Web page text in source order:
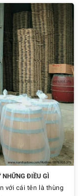
NHỮNG ĐIỀU GÌ
với cái tên là thùng